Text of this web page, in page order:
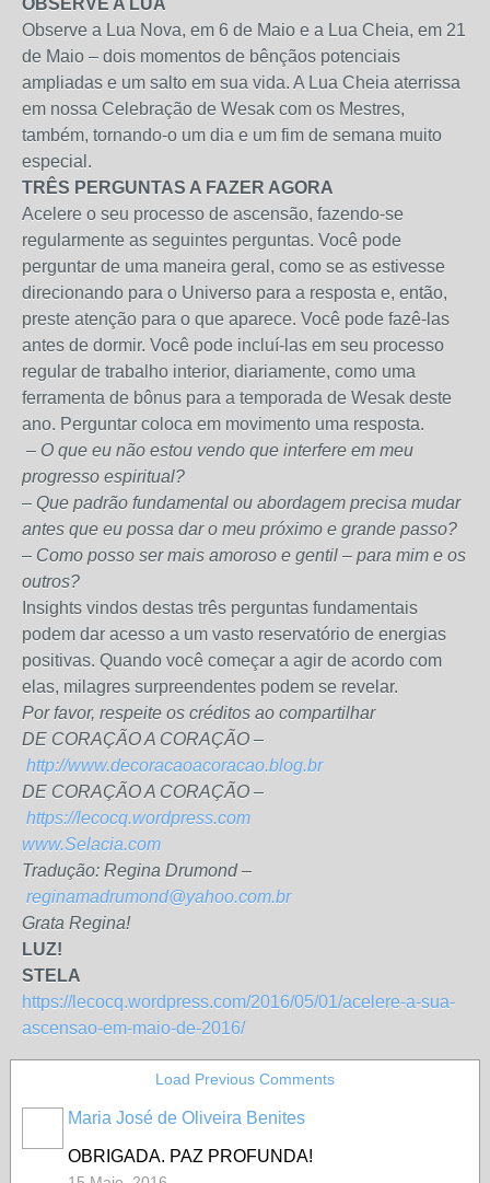
OBSERVE A LUA
Observe a Lua Nova, em 6 de Maio e a Lua Cheia, em 21
de Maio – dois momentos de bênçãos potenciais
ampliadas e um salto em sua vida. A Lua Cheia aterrissa
em nossa Celebração de Wesak com os Mestres,
também, tornando-o um dia e um fim de semana muito
especial.
TRÊS PERGUNTAS A FAZER AGORA
Acelere o seu processo de ascensão, fazendo-se
regularmente as seguintes perguntas. Você pode
perguntar de uma maneira geral, como se as estivesse
direcionando para o Universo para a resposta e, então,
preste atenção para o que aparece. Você pode fazê-las
antes de dormir. Você pode incluí-las em seu processo
regular de trabalho interior, diariamente, como uma
ferramenta de bônus para a temporada de Wesak deste
ano. Perguntar coloca em movimento uma resposta.
– O que eu não estou vendo que interfere em meu
progresso espiritual?
– Que padrão fundamental ou abordagem precisa mudar
antes que eu possa dar o meu próximo e grande passo?
– Como posso ser mais amoroso e gentil – para mim e os
outros?
Insights vindos destas três perguntas fundamentais
podem dar acesso a um vasto reservatório de energias
positivas. Quando você começar a agir de acordo com
elas, milagres surpreendentes podem se revelar.
Por favor, respeite os créditos ao compartilhar
DE CORAÇÃO A CORAÇÃO –
http://www.decoracaoacoracao.blog.br
DE CORAÇÃO A CORAÇÃO –
https://lecocq.wordpress.com
www.Selacia.com
Tradução: Regina Drumond –
reginamadrumond@yahoo.com.br
Grata Regina!
LUZ!
STELA
https://lecocq.wordpress.com/2016/05/01/acelere-a-sua-
ascensao-em-maio-de-2016/
Load Previous Comments
Maria José de Oliveira Benites
OBRIGADA. PAZ PROFUNDA!